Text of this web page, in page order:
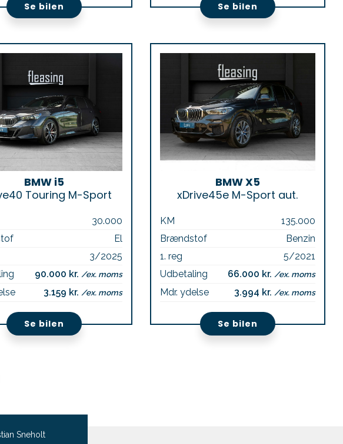
Se bilen Se bilen
BMW i5
Touring M-Sport
30.000
El
3/2025
90.000 kr. /ex. moms
3.159 kr. /ex. moms
Se bilen
BMW X5
xDrive45e M-Sport aut.
KM
135.000
Brændstof
Benzin
1. reg
5/2021
Udbetaling
66.000 kr. /ex. moms
Mdr. ydelse 3.994 kr. /ex. moms
Se bilen
Sneholt